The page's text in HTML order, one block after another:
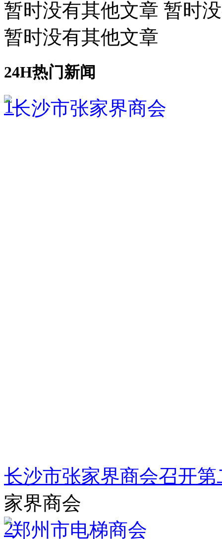
暂时没有其他文章 暂时
暂时没有其他文章
24H热门新闻
1
长沙市张家界商会召开
家界商会
2